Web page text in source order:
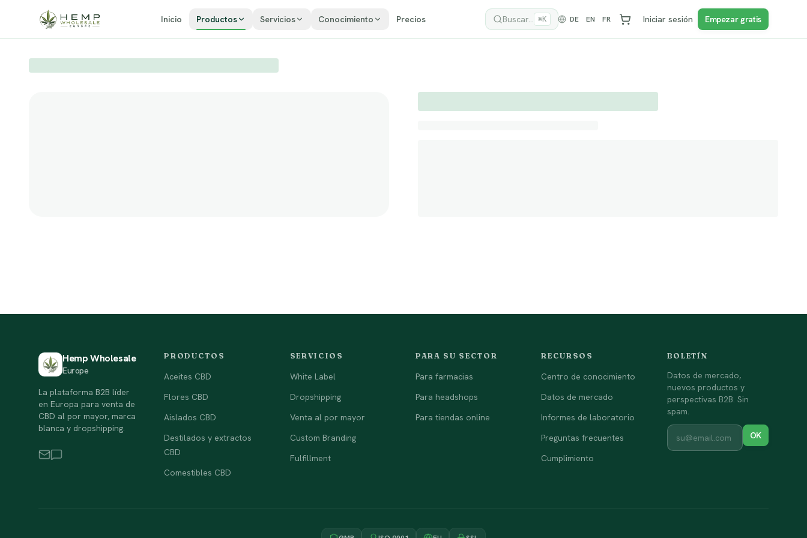
Inicio Productos Servicios Conocimiento Precios Buscar... ⌘K DE EN FR Iniciar sesión Empezar gratis
Hemp Wholesale
Europe
La plataforma B2B líder
en Europa para venta de
CBD al por mayor, marca
blanca y dropshipping.
PRODUCTOS
Aceites CBD
Flores CBD
Aislados CBD
Destilados y extractos
CBD
Comestibles CBD
SERVICIOS
White Label
Dropshipping
Venta al por mayor
Custom Branding
Fulfillment
PARA SU SECTOR
Para farmacias
Para headshops
Para tiendas online
RECURSOS
Centro de conocimiento
Datos de mercado
Informes de laboratorio
Preguntas frecuentes
Cumplimiento
BOLETÍN
Datos de mercado,
nuevos productos y
perspectivas B2B. Sin
spam.
OK